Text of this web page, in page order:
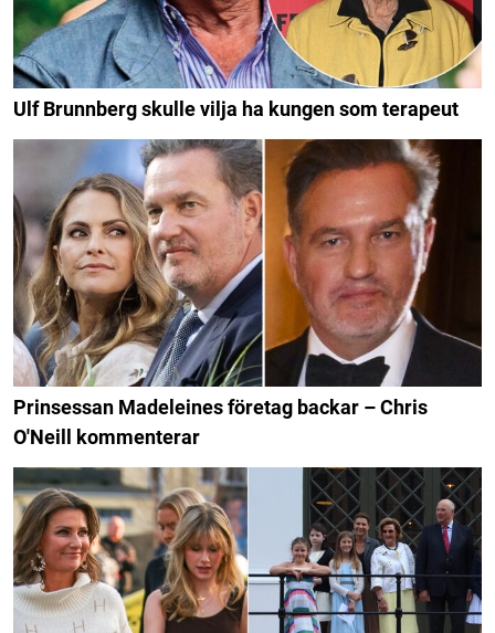
Ulf Brunnberg skulle vilja ha kungen som terapeut
Prinsessan Madeleines företag backar – Chris
O'Neill kommenterar